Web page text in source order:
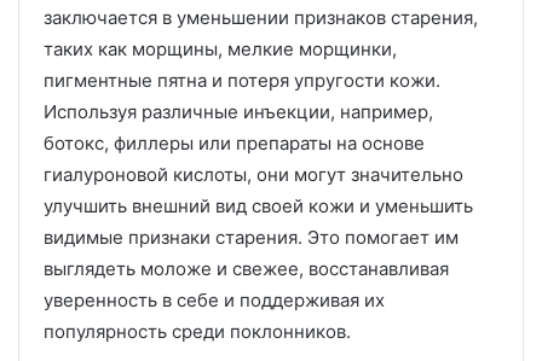
заключается в уменьшении признаков старения,
таких как морщины, мелкие морщинки,
пигментные пятна и потеря упругости кожи.
Используя различные инъекции, например,
ботокс, филлеры или препараты на основе
гиалуроновой кислоты, они могут значительно
улучшить внешний вид своей кожи и уменьшить
видимые признаки старения. Это помогает им
выглядеть моложе и свежее, восстанавливая
уверенность в себе и поддерживая их
популярность среди поклонников.